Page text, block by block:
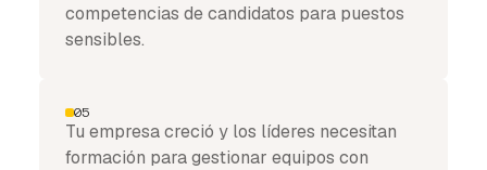
competencias de candidatos para puestos
sensibles.
05
Tu empresa creció y los líderes necesitan
formación para gestionar equipos con